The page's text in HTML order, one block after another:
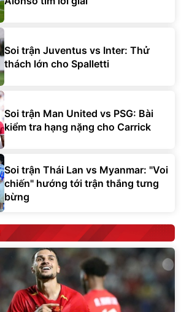
Soi trận Juventus vs Inter: Thử
thách lớn cho Spalletti
Soi trận Man United vs PSG: Bài
kiểm tra hạng nặng cho Carrick
Soi trận Thái Lan vs Myanmar: "Voi
chiến" hướng tới trận thắng tưng
bừng